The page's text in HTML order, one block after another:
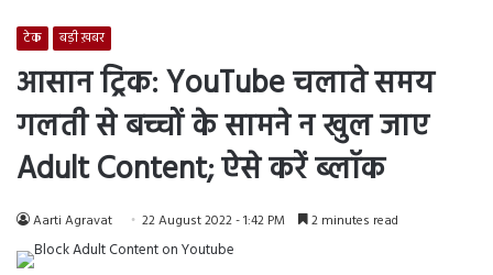
टेक बड़ी ख़बर
आसान ट्रिक: YouTube चलाते समय
गलती से बच्चों के सामने न खुल जाए
Adult Content; ऐसे करें ब्लॉक
Aarti Agravat 22 August 2022 - 1:42 PM 2 minutes read